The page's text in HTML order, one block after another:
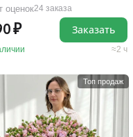
оценок24 заказа
2 ч
Заказать
Топ продаж